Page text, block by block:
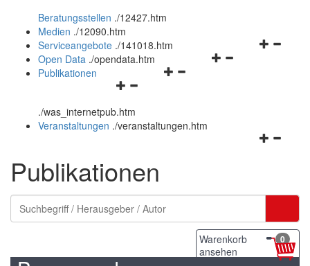
und
schließen
Beratungsstellen ./12427.htm
Medien ./12090.htm
Navigationsmenü
Serviceangebote ./141018.htm
Navigationsmenü
Open Data ./opendata.htm
Navigationsmenü
und
schließen
Publikationen
./was_internetpub.htm
Veranstaltungen ./veranstaltungen.htm
Publikationen
Warenkorb
ansehen
0